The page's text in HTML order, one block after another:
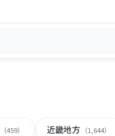
（459） 近畿地方 （1,644）